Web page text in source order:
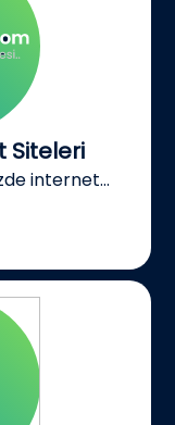
Siteleri
internet...